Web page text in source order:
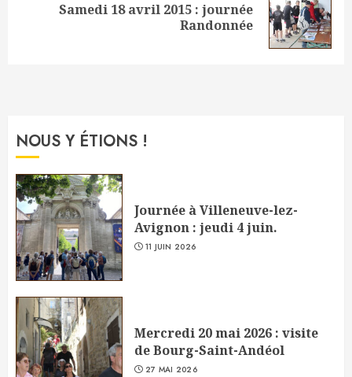
Samedi 18 avril 2015 : journée
Randonnée
NOUS Y ÉTIONS !
Journée à Villeneuve-lez-
Avignon : jeudi 4 juin.
11 JUIN 2026
Mercredi 20 mai 2026 : visite
de Bourg-Saint-Andéol
27 MAI 2026